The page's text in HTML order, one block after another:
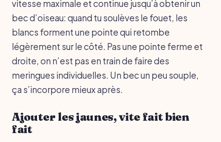
vitesse maximale et continue jusqu’à obtenir un
bec d’oiseau: quand tu soulèves le fouet, les
blancs forment une pointe qui retombe
légèrement sur le côté. Pas une pointe ferme et
droite, on n’est pas en train de faire des
meringues individuelles. Un bec un peu souple,
ça s’incorpore mieux après.
Ajouter les jaunes, vite fait bien
fait